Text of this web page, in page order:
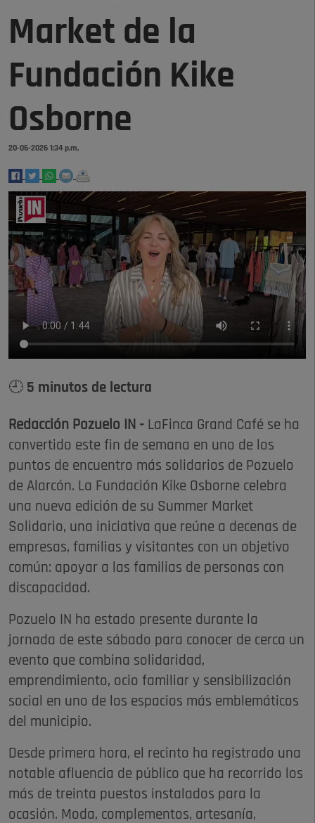
Market de la
Fundación Kike
Osborne
20-06-2026 1:34 p.m.
🕘 5 minutos de lectura
Redacción Pozuelo IN - LaFinca Grand Café se ha
convertido este fin de semana en uno de los
puntos de encuentro más solidarios de Pozuelo
de Alarcón. La Fundación Kike Osborne celebra
una nueva edición de su Summer Market
Solidario, una iniciativa que reúne a decenas de
empresas, familias y visitantes con un objetivo
común: apoyar a las familias de personas con
discapacidad.
Pozuelo IN ha estado presente durante la
jornada de este sábado para conocer de cerca un
evento que combina solidaridad,
emprendimiento, ocio familiar y sensibilización
social en uno de los espacios más emblemáticos
del municipio.
Desde primera hora, el recinto ha registrado una
notable afluencia de público que ha recorrido los
más de treinta puestos instalados para la
ocasión. Moda, complementos, artesanía,